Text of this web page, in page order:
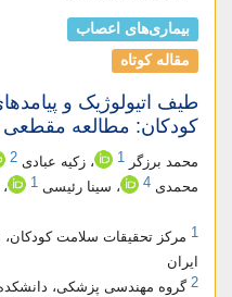
بیماری‌های اعصاب
مقاله کوتاه
طیف اتیولوژیک و
کودکان: مطالعه
محمد برزگر 1 ، زکیه عبادی 2
محمدی 4 ، سینا رئیسی 1
1 مرکز تحقیقات سلامت کودکان،
ایران
2 گروه مهندسی پزشکی، دانشکده